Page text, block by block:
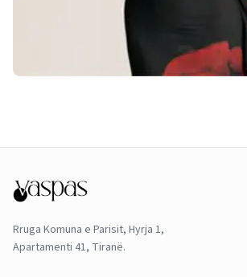
Rruga Komuna e Parisit, Hyrja 1,
Apartamenti 41, Tiranë.